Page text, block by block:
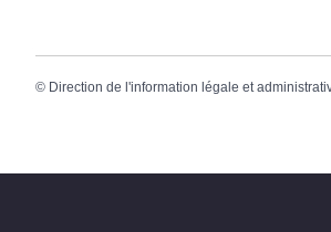
© Direction de l'information légale et